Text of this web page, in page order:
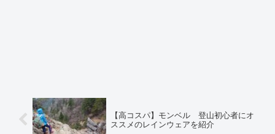
【高コスパ】モンベル 登山初心者にオ
ススメのレインウェアを紹介